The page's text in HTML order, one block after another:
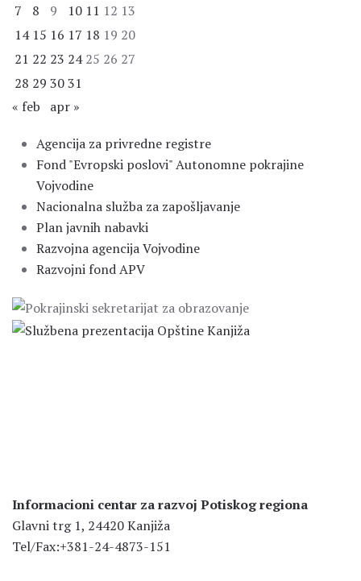
7
8 9 10 11 12 13
14 15 16 17 18 19 20
21 22 23 24 25 26 27
28 29 3031
« feb
apr »
Agencija za privredne registre
Fond "Evropski poslovi" Autonomne pokrajine
Vojvodine
Nacionalna služba za zapošljavanje
Plan javnih nabavki
Razvojna agencija Vojvodine
Razvojni fond APV
Informacioni centar za razvoj Potiskog regiona
Glavni trg 1, 24420 Kanjiža
Tel/Fax:+381-24-4873-151